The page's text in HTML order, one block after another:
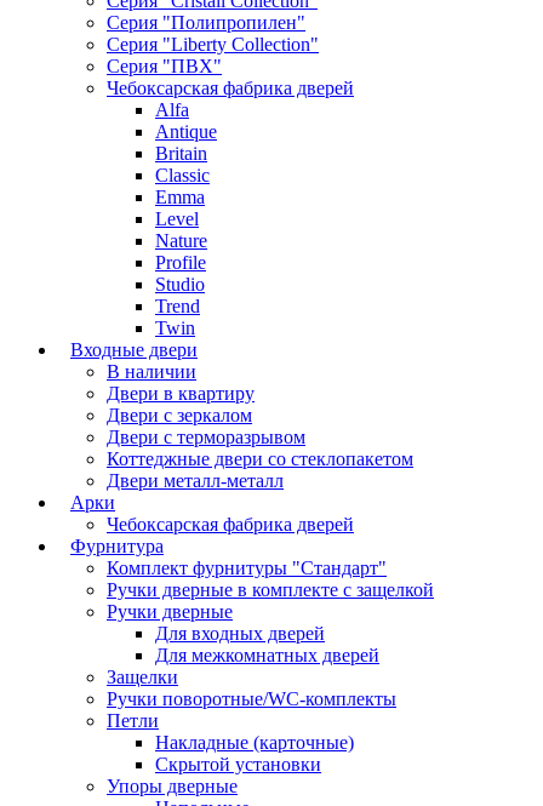
Серия "Полипропилен"
Серия "Liberty Collection"
Серия "ПВХ"
Чебоксарская фабрика дверей
Alfa
Antique
Britain
Classic
Emma
Level
Nature
Profile
Studio
Trend
Twin
Входные двери
В наличии
Двери в квартиру
Двери с зеркалом
Двери с терморазрывом
Коттеджные двери со стеклопакетом
Двери металл-металл
Арки
Чебоксарская фабрика дверей
Фурнитура
Комплект фурнитуры "Стандарт"
Ручки дверные в комплекте с защелкой
Ручки дверные
Для входных дверей
Для межкомнатных дверей
Защелки
Ручки поворотные/WC-комплекты
Петли
Накладные (карточные)
Скрытой установки
Упоры дверные